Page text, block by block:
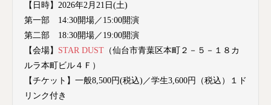
【日時】2026年2月21日(土)
第一部 14:30開場／15:00開演
第二部 18:30開場／19:00開演
【会場】 STAR DUST （仙台市青葉区本町２－５－１８カ
ルラ本町ビル４Ｆ）
【チケット】一般8,500円(税込)／学生3,600円（税込）１ド
リンク付き